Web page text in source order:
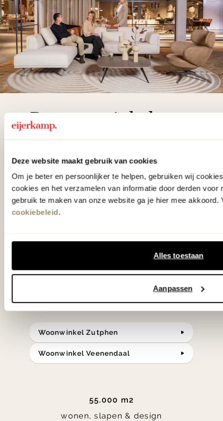
Deze website maakt gebruik van cookies
Om je beter en persoonlijker te helpen, gebruiken wij
cookies en het verzamelen van informatie door derden voor
gebruik te maken van onze website ga je hier mee akkoord.
cookiebeleid.
Alles toestaan
Aanpassen
De woonwinkel
gezien op tv!
Wie kent het programma vtwonen
'Weer verliefd op je huis' niet? We
hebben met liefde de mooiste woon-,
slaap- en designcollecties
klassiekers en de nieuwste ontwerpen
in verrassende materialen en kleuren!
Bekijk onze openingstijden en
bereken je route.
Woonwinkel Zutphen
Woonwinkel Veenendaal
55.000 m2
wonen, slapen & design